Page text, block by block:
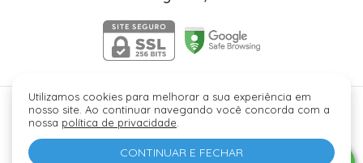
Utilizamos cookies para melhorar a sua experiência em
nosso site. Ao continuar navegando você concorda com a
nossa política de privacidade
CONTINUAR E FECHAR
Júlia Fez Cosméticos - 40006329000184. Copyright ©
2026 - Todos os direitos reservados.